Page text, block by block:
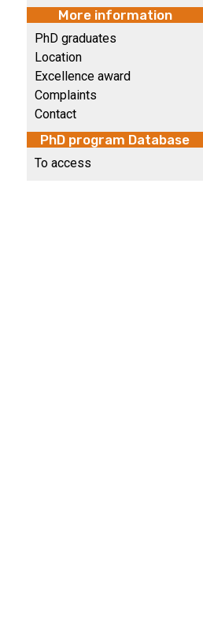
More information
PhD graduates
Location
Excellence award
Complaints
Contact
PhD program Database
To access